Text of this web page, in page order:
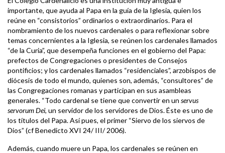
importante, que ayuda al Papa en la guía de la Iglesia, quien los
reúne en “consistorios” ordinarios o extraordinarios. Para el
nombramiento de los nuevos cardenales o para reflexionar sobre
temas concernientes a la Iglesia, se reúnen los cardenales llamados
“de la Curia”, que desempeña funciones en el gobierno del Papa:
prefectos de Congregaciones o presidentes de Consejos
pontificios; y los cardenales llamados “residenciales”, arzobispos de
diócesis de todo el mundo, quienes son, además, “consultores” de
las Congregaciones romanas y participan en sus asambleas
generales. “Todo cardenal se tiene que convertir en un servus
servorum Dei, un servidor de los servidores de Dios. Éste es uno de
los títulos del Papa. Así pues, el primer “Siervo de los siervos de
Dios” (cf Benedicto XVI 24/ III/ 2006).
Además, cuando muere un Papa, los cardenales se reúnen en